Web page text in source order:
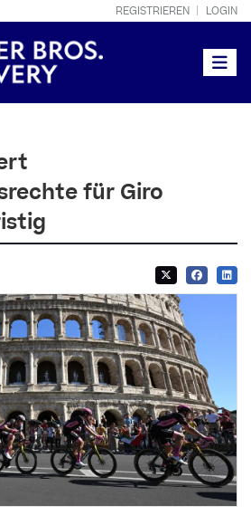
REGISTRIEREN LOGIN
für Giro